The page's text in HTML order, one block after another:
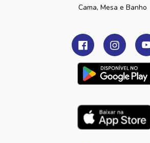
Cama, Mesa e Banho